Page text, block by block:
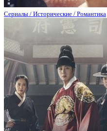
Сериалы / Исторические / Романтика